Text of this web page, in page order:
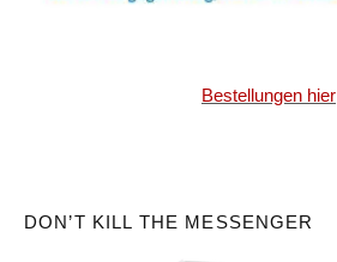
Bestellungen hier
DON’T KILL THE MESSENGER